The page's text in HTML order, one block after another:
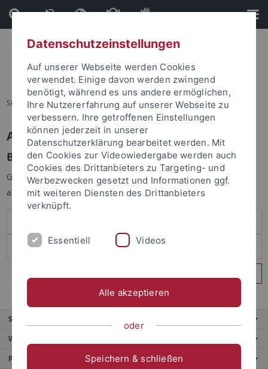
Direkt
zum
Inhalt
Direkt
zur
Fußleiste
Sie sind hier: Startseite
Anmelden
Benutzeranmeldung
Geben Sie Ihren Benutzernamen und Ihr Passwort an um sich
anzumelden:
Service
Weitere Angebote
Portale
Datenschutzeinstellungen
Auf unserer Webseite werden Cookies
verwendet. Einige davon werden zwingend
benötigt, während es uns andere ermöglichen,
Ihre Nutzererfahrung auf unserer Webseite zu
verbessern. Ihre getroffenen Einstellungen
können jederzeit in unserer
Datenschutzerklärung bearbeitet werden. Mit
den Cookies zur Videowiedergabe werden auch
Cookies des Drittanbieters zu Targeting- und
Werbezwecken gesetzt und Informationen ggf.
mit weiteren Diensten des Drittanbieters
verknüpft.
Essentiell Videos
Alle akzeptieren
oder
Speichern & schließen